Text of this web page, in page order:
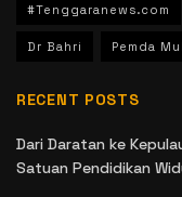
#Tenggaranews.com
Dr Bahri Pemda
RECENT POSTS
Dari Daratan ke
Satuan Pendidikan